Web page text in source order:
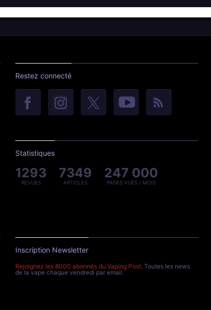
Restez connecté
Statistiques
1293
REVUES
7349
ARTICLES
247 000
PAGES VUES / MOIS
Inscription Newsletter
Rejoignez les 8000 abonnés du Vaping Post. Toutes les news
de la vape chaque vendredi par email.